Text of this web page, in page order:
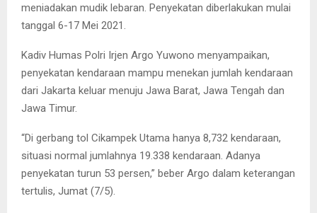
meniadakan mudik lebaran. Penyekatan diberlakukan mulai
tanggal 6-17 Mei 2021.
Kadiv Humas Polri Irjen Argo Yuwono menyampaikan,
penyekatan kendaraan mampu menekan jumlah kendaraan
dari Jakarta keluar menuju Jawa Barat, Jawa Tengah dan
Jawa Timur.
“Di gerbang tol Cikampek Utama hanya 8,732 kendaraan,
situasi normal jumlahnya 19.338 kendaraan. Adanya
penyekatan turun 53 persen,” beber Argo dalam keterangan
tertulis, Jumat (7/5).